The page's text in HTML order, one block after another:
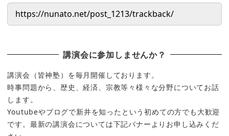
講演会に参加しませんか？
講演会（皆神塾）を毎月開催しております。
時事問題から、歴史、経済、宗教等々様々な分野についてお話
します。
Youtubeやブログで新井を知ったという初めての方でも大歓迎
です。最新の講演会については下記バナーよりお申し込みくだ